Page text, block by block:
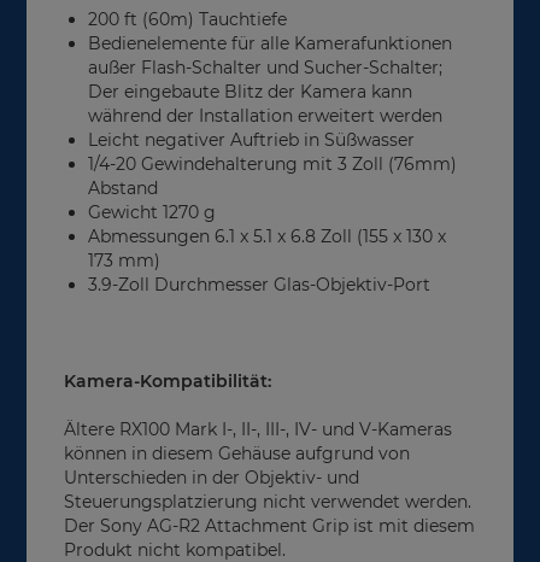
200 ft (60m) Tauchtiefe
Bedienelemente für alle Kamerafunktionen
außer Flash-Schalter und Sucher-Schalter;
Der eingebaute Blitz der Kamera kann
während der Installation erweitert werden
Leicht negativer Auftrieb in Süßwasser
1/4-20 Gewindehalterung mit 3 Zoll (76mm)
Abstand
Gewicht 1270 g
Abmessungen 6.1 x 5.1 x 6.8 Zoll (155 x 130 x
173 mm)
3.9-Zoll Durchmesser Glas-Objektiv-Port
Kamera-Kompatibilität:
Ältere RX100 Mark I-, II-, III-, IV- und V-Kameras
können in diesem Gehäuse aufgrund von
Unterschieden in der Objektiv- und
Steuerungsplatzierung nicht verwendet werden.
Der Sony AG-R2 Attachment Grip ist mit diesem
Produkt nicht kompatibel.